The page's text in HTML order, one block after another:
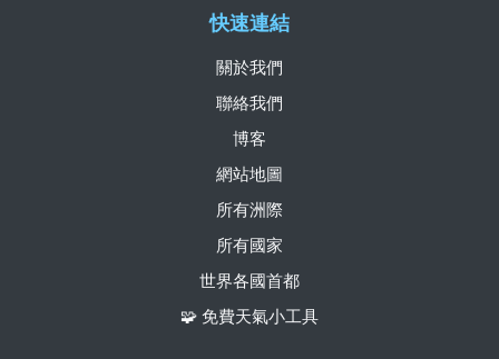
快速連結
關於我們
聯絡我們
博客
網站地圖
所有洲際
所有國家
世界各國首都
🧩 免費天氣小工具